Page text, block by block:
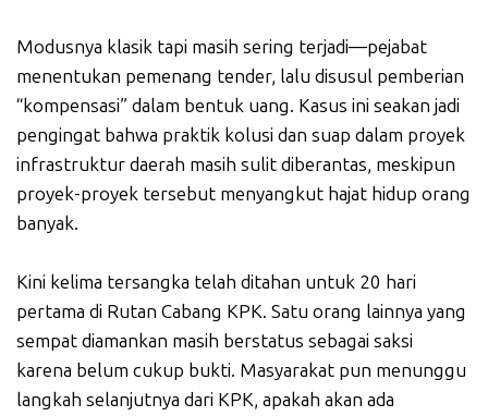
Modusnya klasik tapi masih sering terjadi—pejabat
menentukan pemenang tender, lalu disusul pemberian
“kompensasi” dalam bentuk uang. Kasus ini seakan jadi
pengingat bahwa praktik kolusi dan suap dalam proyek
infrastruktur daerah masih sulit diberantas, meskipun
proyek-proyek tersebut menyangkut hajat hidup orang
banyak.
Kini kelima tersangka telah ditahan untuk 20 hari
pertama di Rutan Cabang KPK. Satu orang lainnya yang
sempat diamankan masih berstatus sebagai saksi
karena belum cukup bukti. Masyarakat pun menunggu
langkah selanjutnya dari KPK, apakah akan ada